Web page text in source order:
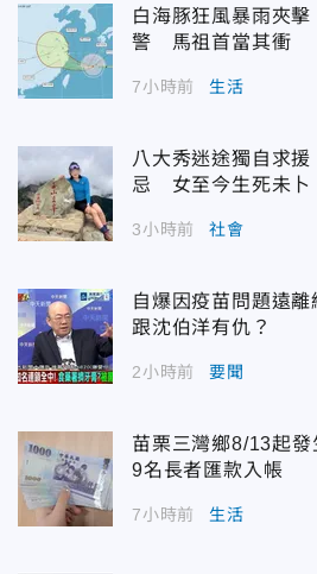
白海豚狂風暴雨夾
警 馬祖首當其衝
7小時前 生活
八大秀迷途獨自求
忌 女至今生死未卜
3小時前 社會
自爆因疫苗問題遠
跟沈伯洋有仇？
2小時前 要聞
苗栗三灣鄉8/13起
9名長者匯款入帳
7小時前 生活